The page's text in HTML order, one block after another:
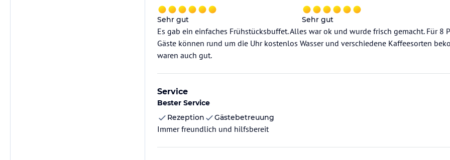
Sehr gut Sehr gut
Es gab ein einfaches Frühstücksbuffet. Alles war ok und wurde frisch gemacht. Für 8
Gäste können rund um die Uhr kostenlos Wasser und verschiedene Kaffeesorten
waren auch gut.
Service
Bester Service
Rezeption
Gästebetreuung
Immer freundlich und hilfsbereit